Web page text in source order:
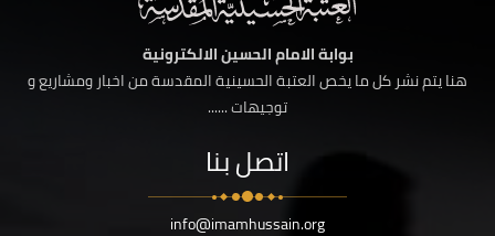
بوابة الامام الحسين الالكترونية
هنا يتم نشر كل ما يخص العتبة الحسينية المقدسة من اخبار ومشاريع و
توجيهات ......
اتصل بنا
info@imamhussain.org